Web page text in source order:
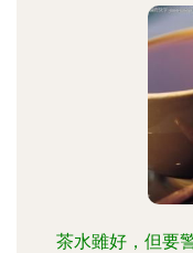
茶水雖好，但要